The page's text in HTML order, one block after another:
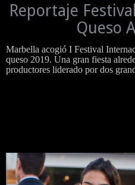
Reportaje
Queso
Marbella acogió I Festival
queso 2019. Una gran fiesta
productores liderado por dos